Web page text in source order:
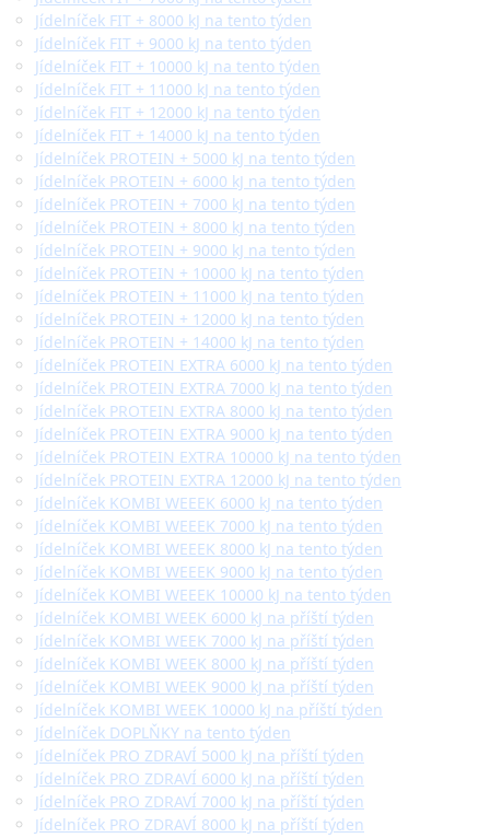
Jídelníček FIT + 8000 kJ na tento týden
Jídelníček FIT + 9000 kJ na tento týden
Jídelníček FIT + 10000 kJ na tento týden
Jídelníček FIT + 11000 kJ na tento týden
Jídelníček FIT + 12000 kJ na tento týden
Jídelníček FIT + 14000 kJ na tento týden
Jídelníček PROTEIN + 5000 kJ na tento týden
Jídelníček PROTEIN + 6000 kJ na tento týden
Jídelníček PROTEIN + 7000 kJ na tento týden
Jídelníček PROTEIN + 8000 kJ na tento týden
Jídelníček PROTEIN + 9000 kJ na tento týden
Jídelníček PROTEIN + 10000 kJ na tento týden
Jídelníček PROTEIN + 11000 kJ na tento týden
Jídelníček PROTEIN + 12000 kJ na tento týden
Jídelníček PROTEIN + 14000 kJ na tento týden
Jídelníček PROTEIN EXTRA 6000 kJ na tento týden
Jídelníček PROTEIN EXTRA 7000 kJ na tento týden
Jídelníček PROTEIN EXTRA 8000 kJ na tento týden
Jídelníček PROTEIN EXTRA 9000 kJ na tento týden
Jídelníček PROTEIN EXTRA 10000 kJ na tento týden
Jídelníček PROTEIN EXTRA 12000 kJ na tento týden
Jídelníček KOMBI WEEEK 6000 kJ na tento týden
Jídelníček KOMBI WEEEK 7000 kJ na tento týden
Jídelníček KOMBI WEEEK 8000 kJ na tento týden
Jídelníček KOMBI WEEEK 9000 kJ na tento týden
Jídelníček KOMBI WEEEK 10000 kJ na tento týden
Jídelníček KOMBI WEEK 6000 kJ na příští týden
Jídelníček KOMBI WEEK 7000 kJ na příští týden
Jídelníček KOMBI WEEK 8000 kJ na příští týden
Jídelníček KOMBI WEEK 9000 kJ na příští týden
Jídelníček KOMBI WEEK 10000 kJ na příští týden
Jídelníček DOPLŇKY na tento týden
Jídelníček PRO ZDRAVÍ 5000 kJ na příští týden
Jídelníček PRO ZDRAVÍ 6000 kJ na příští týden
Jídelníček PRO ZDRAVÍ 7000 kJ na příští týden
Jídelníček PRO ZDRAVÍ 8000 kJ na příští týden